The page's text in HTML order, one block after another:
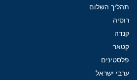
תהליך השלום
רוסיה
קנדה
קטאר
פלסטינים
ערבי ישראל